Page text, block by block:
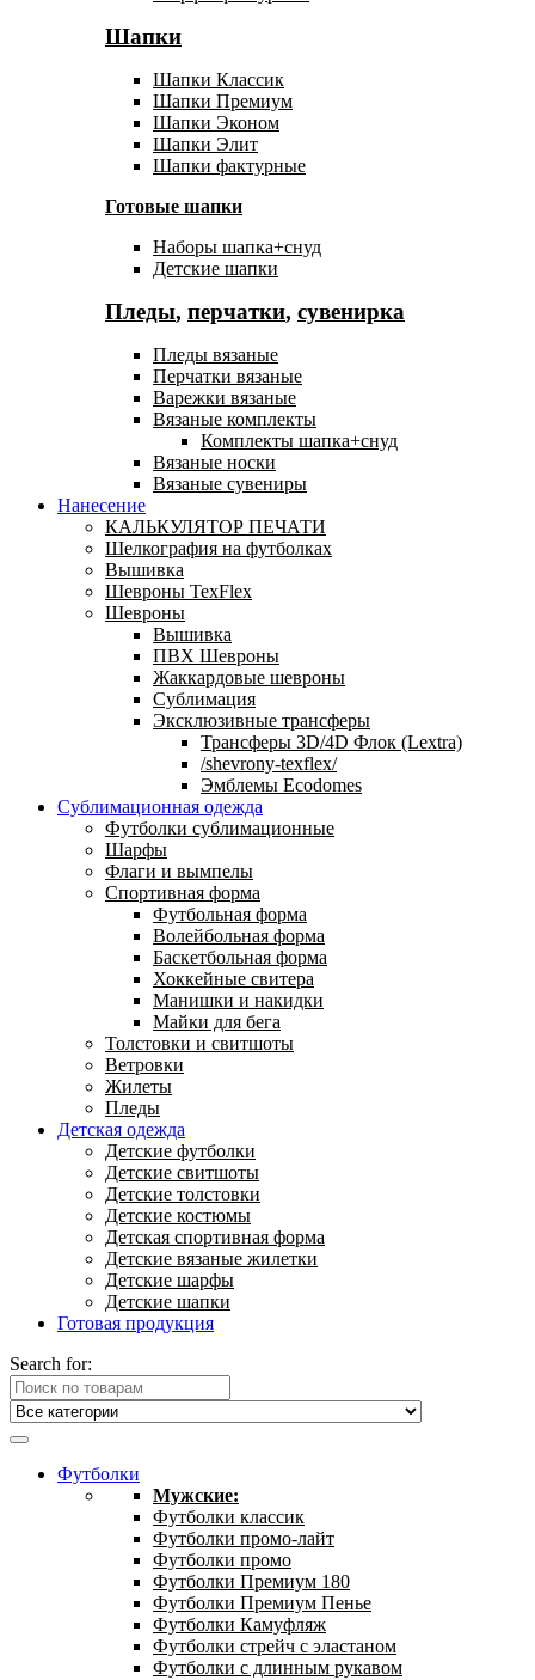
Шапки
Шапки Классик
Шапки Премиум
Шапки Эконом
Шапки Элит
Шапки фактурные
Готовые шапки
Наборы шапка+снуд
Детские шапки
Пледы, перчатки, сувенирка
Пледы вязаные
Перчатки вязаные
Варежки вязаные
Вязаные комплекты
Комплекты шапка+снуд
Вязаные носки
Вязаные сувениры
Нанесение
КАЛЬКУЛЯТОР ПЕЧАТИ
Шелкография на футболках
Вышивка
Шевроны TexFlex
Шевроны
Вышивка
ПВХ Шевроны
Жаккардовые шевроны
Сублимация
Эксклюзивные трансферы
Трансферы 3D/4D Флок (Lextra)
/shevrony-texflex/
Эмблемы Ecodomes
Сублимационная одежда
Футболки сублимационные
Шарфы
Флаги и вымпелы
Спортивная форма
Футбольная форма
Волейбольная форма
Баскетбольная форма
Хоккейные свитера
Манишки и накидки
Майки для бега
Толстовки и свитшоты
Ветровки
Жилеты
Пледы
Детская одежда
Детские футболки
Детские свитшоты
Детские толстовки
Детские костюмы
Детская спортивная форма
Детские вязаные жилетки
Детские шарфы
Детские шапки
Готовая продукция
Search for:
Футболки
Мужские:
Футболки классик
Футболки промо-лайт
Футболки промо
Футболки Премиум 180
Футболки Премиум Пенье
Футболки Камуфляж
Футболки стрейч с эластаном
Футболки с длинным рукавом